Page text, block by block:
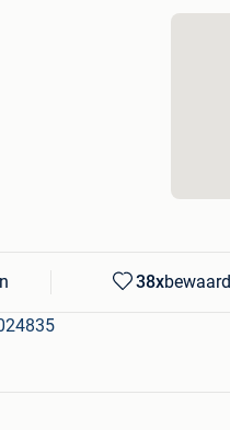
38xbewaard